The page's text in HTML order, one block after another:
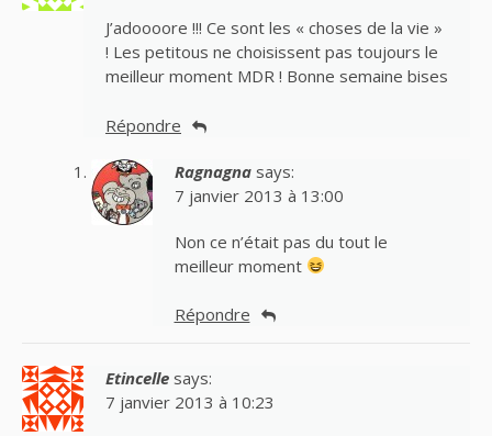
J’adoooore !!! Ce sont les « choses de la vie »
! Les petitous ne choisissent pas toujours le
meilleur moment MDR ! Bonne semaine bises
Répondre
Ragnagna says:
7 janvier 2013 à 13:00
Non ce n’était pas du tout le
meilleur moment
Répondre
Etincelle says:
7 janvier 2013 à 10:23